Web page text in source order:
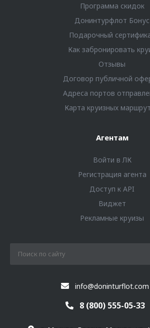
Программа скидок
Донинтурфлот Бонус
Подарочный
Как забронировать
Отзывы
Договор публичной
Адреса портов
Карта круизных
Агентам
Войти в ЛК
Регистрация агента
Доступ к API
Виджет
Рекламные круизы
info@doninturflot.com
8 (800) 555-05-33